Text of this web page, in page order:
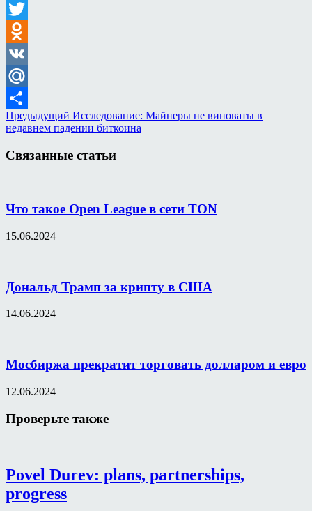
Facebook
Twitter
Odnoklassniki
VK
Mail.Ru
Отправить
Предыдущий Исследование: Майнеры не виноваты в
недавнем падении биткоина
Связанные статьи
Что такое Open League в сети TON
15.06.2024
Дональд Трамп за крипту в США
14.06.2024
Мосбиржа прекратит торговать долларом и евро
12.06.2024
Проверьте также
Povel Durev: plans, partnerships,
progress